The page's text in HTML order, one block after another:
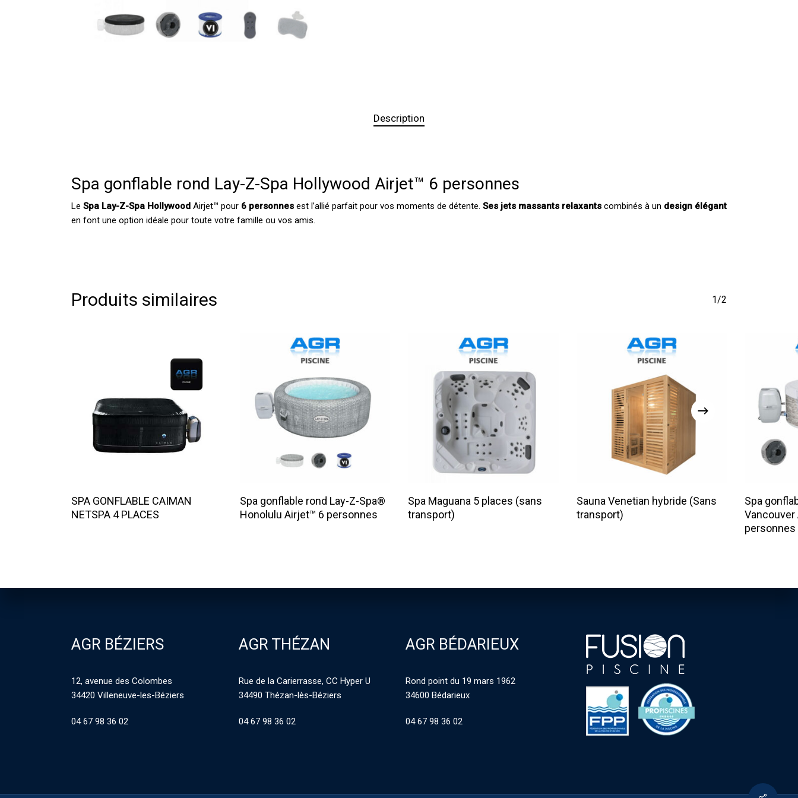
Description
Spa gonflable rond Lay-Z-Spa Hollywood Airjet™ 6 personnes
Le Spa Lay-Z-Spa Hollywood Airjet™ pour 6 personnes est l’allié parfait pour vos moments de détente. Ses jets massants relaxants combinés à un design élégant
en font une option idéale pour toute votre famille ou vos amis.
Produits similaires 1/2
Lire La Suite
SPA GONFLABLE CAIMAN
NETSPA 4 PLACES
Lire La Suite
Spa gonflable rond Lay-Z-Spa®
Honolulu Airjet™ 6 personnes
Lire La Suite
Spa Maguana 5 places (sans
transport)
Lire La Suite
Sauna Venetian hybride (Sans
transport)
Spa
personnes
AGR BÉZIERS
12, avenue des Colombes
34420 Villeneuve-les-Béziers
04 67 98 36 02
AGR THÉZAN
Rue de la Carierrasse, CC Hyper U
34490 Thézan-lès-Béziers
04 67 98 36 02
AGR BÉDARIEUX
Rond point du 19 mars 1962
34600 Bédarieux
04 67 98 36 02